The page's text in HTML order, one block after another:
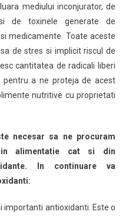
Cancerului
mediului inconjurator, de
de toxinele generate de
medicamente. Toate aceste
de stres si implicit riscul de
cantitatea de radicali liberi
pentru a ne proteja de acest
nutritive cu proprietati
necesar sa ne procuram
alimentatie cat si din
In continuare va
importanti antioxidanti. Este o